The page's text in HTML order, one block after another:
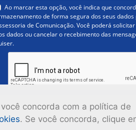
concorda com a política de
. Se você concorda, clique
Ao marcar esta opção, você indica que
de forma segura dos seus dados
de Comunicação. Você poderá
dados ou cancelar o recebimento das
Inscrever-se